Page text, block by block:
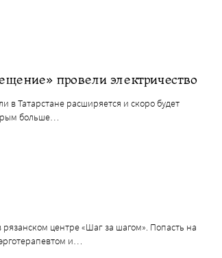
провели электричество
в Татарстане расширяется и скоро будет
больше…
центре «Шаг за шагом». Попасть на
и…